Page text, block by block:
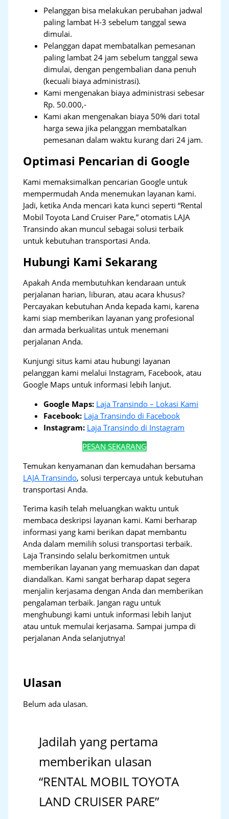
Pelanggan bisa melakukan perubahan jadwal
paling lambat H-3 sebelum tanggal sewa
dimulai.
Pelanggan dapat membatalkan pemesanan
paling lambat 24 jam sebelum tanggal sewa
dimulai, dengan pengembalian dana penuh
(kecuali biaya administrasi).
Kami mengenakan biaya administrasi sebesar
Rp. 50.000,-
Kami akan mengenakan biaya 50% dari total
harga sewa jika pelanggan membatalkan
pemesanan dalam waktu kurang dari 24 jam.
Optimasi Pencarian di Google
Kami memaksimalkan pencarian Google untuk
mempermudah Anda menemukan layanan kami.
Jadi, ketika Anda mencari kata kunci seperti “Rental
Mobil Toyota Land Cruiser Pare,” otomatis LAJA
Transindo akan muncul sebagai solusi terbaik
untuk kebutuhan transportasi Anda.
Hubungi Kami Sekarang
Apakah Anda membutuhkan kendaraan untuk
perjalanan harian, liburan, atau acara khusus?
Percayakan kebutuhan Anda kepada kami, karena
kami siap memberikan layanan yang profesional
dan armada berkualitas untuk menemani
perjalanan Anda.
Kunjungi situs kami atau hubungi layanan
pelanggan kami melalui Instagram, Facebook, atau
Google Maps untuk informasi lebih lanjut.
Google Maps: Laja Transindo – Lokasi Kami
Facebook: Laja Transindo di Facebook
Instagram: Laja Transindo di Instagram
PESAN SEKARANG
Temukan kenyamanan dan kemudahan bersama
LAJA Transindo, solusi terpercaya untuk kebutuhan
transportasi Anda.
Terima kasih telah meluangkan waktu untuk
membaca deskripsi layanan kami. Kami berharap
informasi yang kami berikan dapat membantu
Anda dalam memilih solusi transportasi terbaik.
Laja Transindo selalu berkomitmen untuk
memberikan layanan yang memuaskan dan dapat
diandalkan. Kami sangat berharap dapat segera
menjalin kerjasama dengan Anda dan memberikan
pengalaman terbaik. Jangan ragu untuk
menghubungi kami untuk informasi lebih lanjut
atau untuk memulai kerjasama. Sampai jumpa di
perjalanan Anda selanjutnya!
Ulasan
Belum ada ulasan.
Jadilah yang pertama
memberikan ulasan
“RENTAL MOBIL TOYOTA
LAND CRUISER PARE”